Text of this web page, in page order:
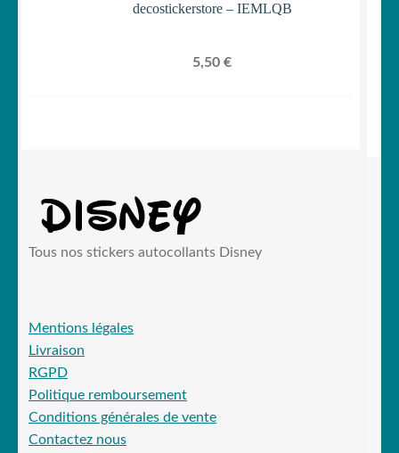
decostickerstore – IEMLQB
5,50 €
Tous nos stickers autocollants Disney
Mentions légales
Livraison
RGPD
Politique remboursement
Conditions générales de vente
Contactez nous